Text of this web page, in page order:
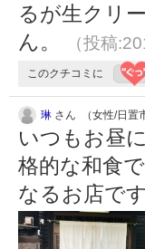
るが生クリ
ん。
（投稿
このクチコミに
琳 さん （女性/日置
いつもお昼
格的な和食
なるお店で